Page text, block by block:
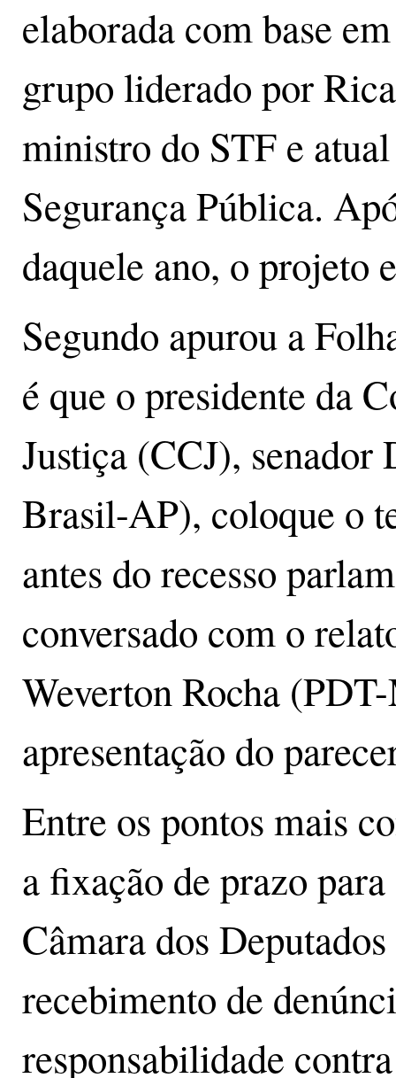
elaborada com base
grupo liderado por
ministro do STF e
Segurança Pública.
daquele ano, o projeto
Segundo apurou a
é que o presidente da
Justiça (CCJ),
Brasil-AP), coloque o
antes do recesso
conversado com o
Weverton Rocha
apresentação do
Entre os pontos mais
a fixação de prazo
Câmara dos
recebimento de
responsabilidade